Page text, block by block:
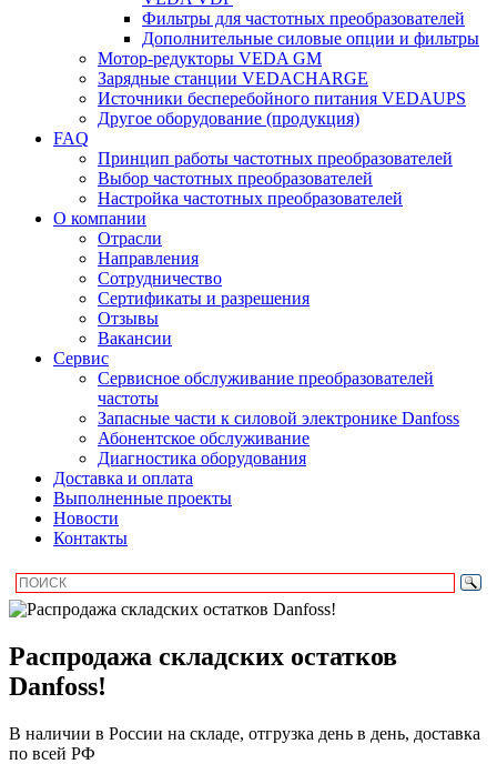
Фильтры для частотных преобразователей
Дополнительные силовые опции и фильтры
Мотор-редукторы VEDA GM
Зарядные станции VEDACHARGE
Источники бесперебойного питания VEDAUPS
Другое оборудование (продукция)
FAQ
Принцип работы частотных преобразователей
Выбор частотных преобразователей
Настройка частотных преобразователей
О компании
Отрасли
Направления
Сотрудничество
Сертификаты и разрешения
Отзывы
Вакансии
Сервис
Сервисное обслуживание преобразователей
частоты
Запасные части к силовой электронике Danfoss
Абонентское обслуживание
Диагностика оборудования
Доставка и оплата
Выполненные проекты
Новости
Контакты
Распродажа складских остатков
Danfoss!
В наличии в России на складе, отгрузка день в день, доставка
по всей РФ